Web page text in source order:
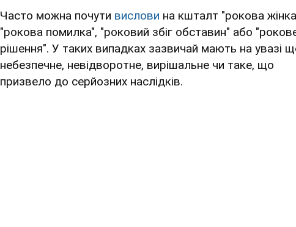
Часто можна почути вислови на кшталт "рокова
"рокова помилка", "роковий збіг обставин" або
рішення". У таких випадках зазвичай мають на увазі
небезпечне, невідворотне, вирішальне чи таке, що
призвело до серйозних наслідків.